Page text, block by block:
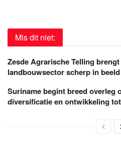
Mis dit niet:
Zesde Agrarische Telling
landbouwsector scherp in beeld
Suriname begint breed overleg
diversificatie en ontwikkeling